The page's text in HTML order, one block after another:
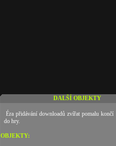
DALŠÍ OBJEKTY
Éra přidávání downloadů zvířat pomalu
do hry.
OBJEKTY: